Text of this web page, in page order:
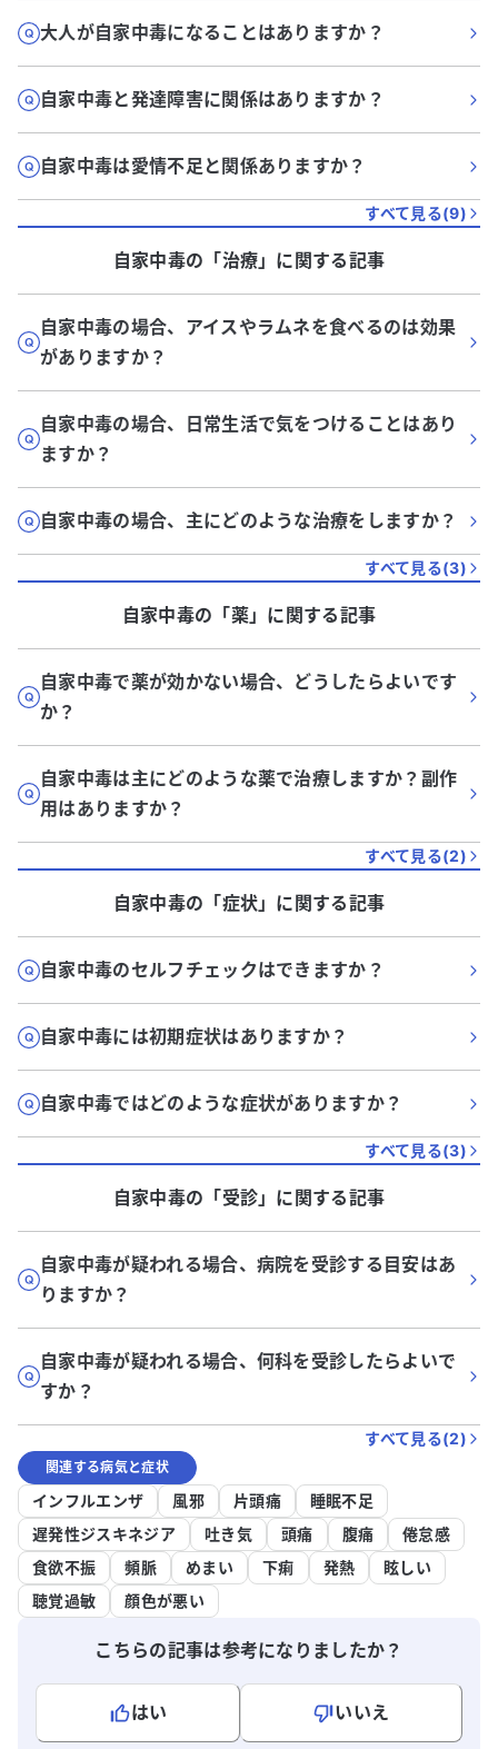
大人が自家中毒になることはありますか？
自家中毒と発達障害に関係はありますか？
自家中毒は愛情不足と関係ありますか？
すべて見る(9)
自家中毒の「治療」に関する記事
自家中毒の場合、アイスやラムネを食べるのは効果
がありますか？
自家中毒の場合、日常生活で気をつけることはあり
ますか？
自家中毒の場合、主にどのような治療をしますか？
すべて見る(3)
自家中毒の「薬」に関する記事
自家中毒で薬が効かない場合、どうしたらよいです
か？
自家中毒は主にどのような薬で治療しますか？副作
用はありますか？
すべて見る(2)
自家中毒の「症状」に関する記事
自家中毒のセルフチェックはできますか？
自家中毒には初期症状はありますか？
自家中毒ではどのような症状がありますか？
すべて見る(3)
自家中毒の「受診」に関する記事
自家中毒が疑われる場合、病院を受診する目安はあ
りますか？
自家中毒が疑われる場合、何科を受診したらよいで
すか？
すべて見る(2)
関連する病気と症状
インフルエンザ 風邪 片頭痛
睡眠不足
遅発性ジスキネジア
吐き気 頭痛 腹痛
倦怠感
食欲不振
頻脈 めまい 下痢 発熱
眩しい
聴覚過敏
顔色が悪い
こちらの記事は参考になりましたか？
はい
いいえ